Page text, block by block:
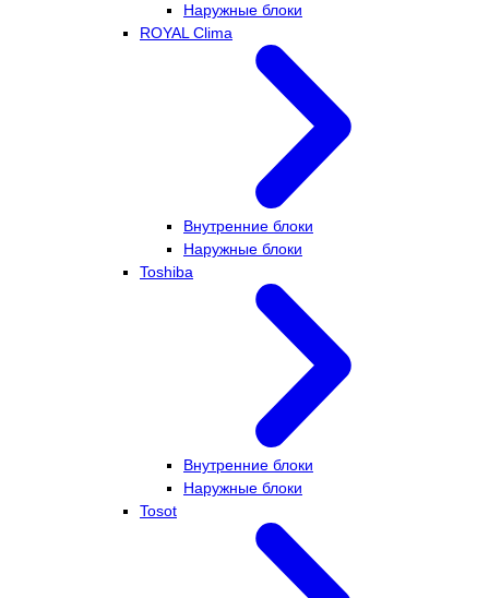
Наружные блоки
ROYAL Clima
Внутренние блоки
Наружные блоки
Toshiba
Внутренние блоки
Наружные блоки
Tosot